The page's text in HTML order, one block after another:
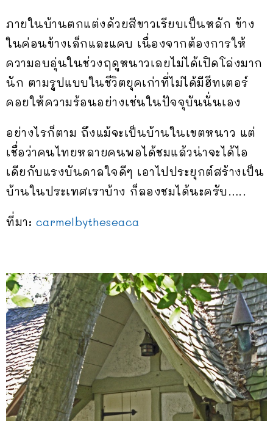
ภายในบ้านตกแต่งด้วยสีขาวเรียบเป็นหลัก ข้าง
ในค่อนข้างเล็กและแคบ เนื่องจากต้องการให้
ความอบอุ่นในช่วงฤดูหนาวเลยไม่ได้เปิดโล่งมาก
นัก ตามรูปแบบในชีวิตยุคเก่าที่ไม่ได้มีฮีทเตอร์
คอยให้ความร้อนอย่างเช่นในปัจจุบันนั่นเอง
อย่างไรก็ตาม ถึงแม้จะเป็นบ้านในเขตหนาว แต่
เชื่อว่าคนไทยหลายคนพอได้ชมแล้วน่าจะได้ไอ
เดียกับแรงบันดาลใจดีๆ เอาไปประยุกต์สร้างเป็น
บ้านในประเทศเราบ้าง ก็ลองชมได้นะครับ…..
ที่มา: carmelbytheseaca